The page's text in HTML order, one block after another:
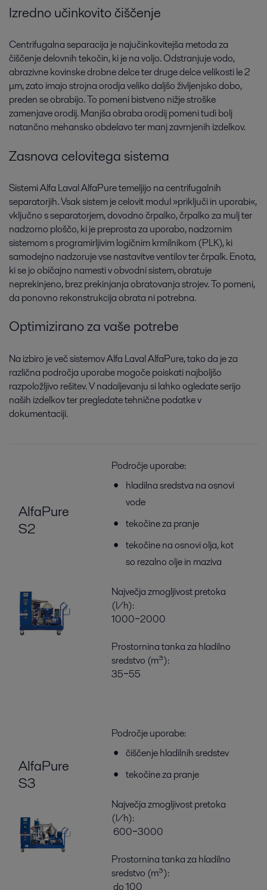
Izredno učinkovito čiščenje
Centrifugalna separacija je najučinkovitejša metoda za
čiščenje delovnih tekočin, ki je na voljo. Odstranjuje vodo,
abrazivne kovinske drobne delce ter druge delce velikosti le 2
μm, zato imajo strojna orodja veliko daljšo življenjsko dobo,
preden se obrabijo. To pomeni bistveno nižje stroške
zamenjave orodij. Manjša obraba orodij pomeni tudi bolj
natančno mehansko obdelavo ter manj zavrnjenih izdelkov.
Zasnova celovitega sistema
Sistemi Alfa Laval AlfaPure temeljijo na centrifugalnih
separatorjih. Vsak sistem je celovit modul »priključi in uporabi«,
vključno s separatorjem, dovodno črpalko, črpalko za mulj ter
nadzorno ploščo, ki je preprosta za uporabo, nadzornim
sistemom s programirljivim logičnim krmilnikom (PLK), ki
samodejno nadzoruje vse nastavitve ventilov ter črpalk. Enota,
ki se jo običajno namesti v obvodni sistem, obratuje
neprekinjeno, brez prekinjanja obratovanja strojev. To pomeni,
da ponovno rekonstrukcija obrata ni potrebna.
Optimizirano za vaše potrebe
Na izbiro je več sistemov Alfa Laval AlfaPure, tako da je za
različna področja uporabe mogoče poiskati najboljšo
razpoložljivo rešitev. V nadaljevanju si lahko ogledate serijo
naših izdelkov ter pregledate tehnične podatke v
dokumentaciji.
AlfaPure
S2
Področje uporabe:
hladilna sredstva na osnovi
vode
tekočine za pranje
tekočine na osnovi olja, kot
so rezalno olje in maziva
Največja zmogljivost pretoka
(l/h):
1000‒2000
Prostornina tanka za hladilno
sredstvo (m³):
35‒55
AlfaPure
S3
Področje uporabe:
čiščenje hladilnih sredstev
tekočine za pranje
Največja zmogljivost pretoka
(l/h):
600‒3000
Prostornina tanka za hladilno
sredstvo (m³):
do 100